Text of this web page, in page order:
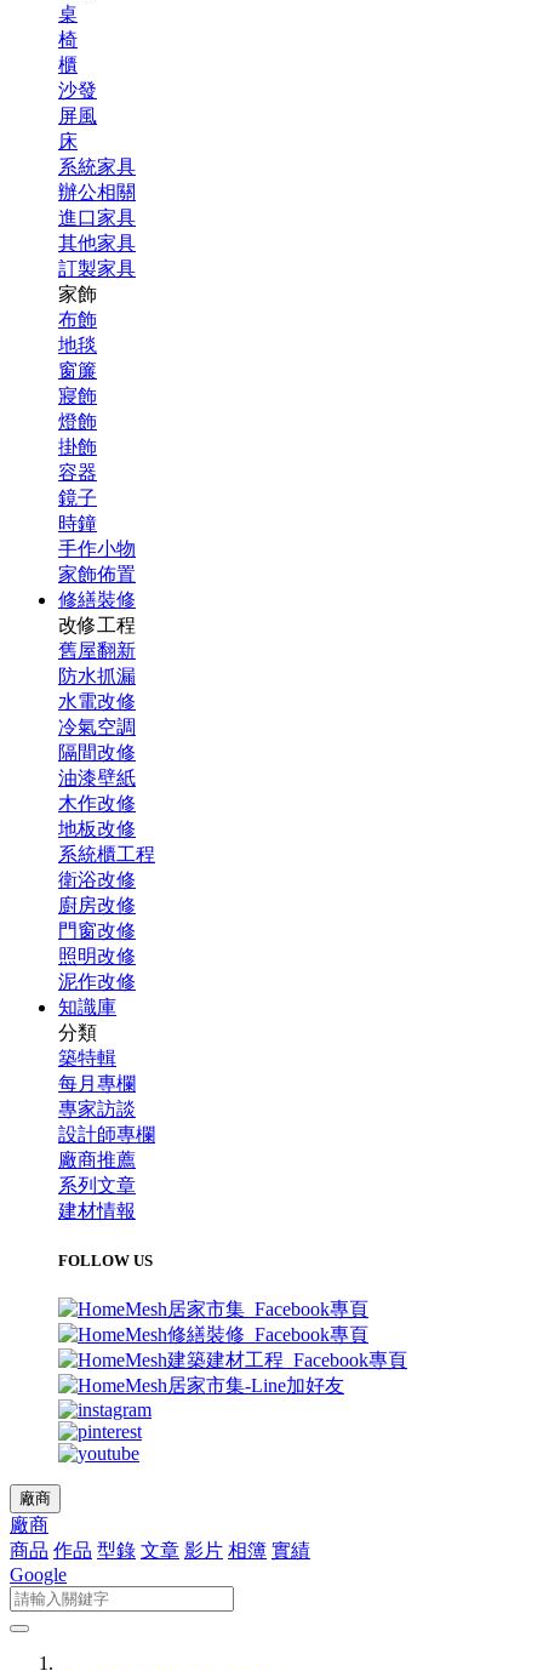
桌
椅
櫃
沙發
屏風
床
系統家具
辦公相關
進口家具
其他家具
訂製家具
家飾
布飾
地毯
窗簾
寢飾
燈飾
掛飾
容器
鏡子
時鐘
手作小物
家飾佈置
修繕裝修
改修工程
舊屋翻新
防水抓漏
水電改修
冷氣空調
隔間改修
油漆壁紙
木作改修
地板改修
系統櫃工程
衛浴改修
廚房改修
門窗改修
照明改修
泥作改修
知識庫
分類
築特輯
每月專欄
專家訪談
設計師專欄
廠商推薦
系列文章
建材情報
FOLLOW US
廠商
廠商
商品 作品 型錄 文章 影片 相簿 實績
Google